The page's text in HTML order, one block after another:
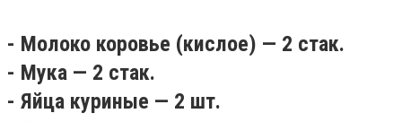
- Молоко коровье (кислое) — 2 стак.
- Мука — 2 стак.
- Яйца куриные — 2 шт.